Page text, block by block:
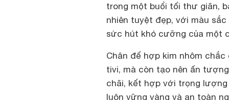
trong một buổi tối thư giãn,
nhiên tuyệt đẹp, với màu
sức hút khó cưỡng của một
Chân đế hợp kim nhôm
tivi, mà còn tạo nên ấn
chãi, kết hợp với trọng
luôn vững vàng và an toàn